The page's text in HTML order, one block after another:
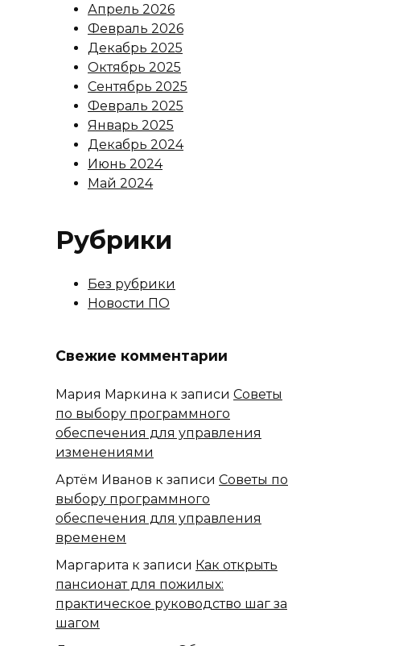
Апрель 2026
Февраль 2026
Декабрь 2025
Октябрь 2025
Сентябрь 2025
Февраль 2025
Январь 2025
Декабрь 2024
Июнь 2024
Май 2024
Рубрики
Без рубрики
Новости ПО
Свежие комментарии
Мария Маркина к записи Советы
по выбору программного
обеспечения для управления
изменениями
Артём Иванов к записи Советы по
выбору программного
обеспечения для управления
временем
Маргарита к записи Как открыть
пансионат для пожилых:
практическое руководство шаг за
шагом